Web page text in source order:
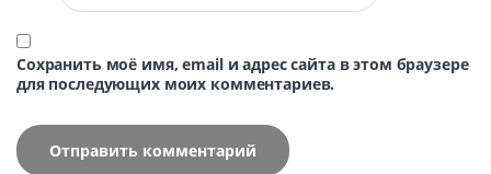
Сохранить моё имя, email и адрес сайта в этом браузере
для последующих моих комментариев.